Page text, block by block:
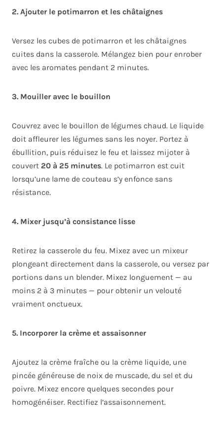
2. Ajouter le potimarron et les châtaignes
Versez les cubes de potimarron et les châtaignes
cuites dans la casserole. Mélangez bien pour enrober
avec les aromates pendant 2 minutes.
3. Mouiller avec le bouillon
Couvrez avec le bouillon de légumes chaud. Le liquide
doit affleurer les légumes sans les noyer. Portez à
ébullition, puis réduisez le feu et laissez mijoter à
couvert 20 à 25 minutes. Le potimarron est cuit
lorsqu’une lame de couteau s’y enfonce sans
résistance.
4. Mixer jusqu’à consistance lisse
Retirez la casserole du feu. Mixez avec un mixeur
plongeant directement dans la casserole, ou versez par
portions dans un blender. Mixez longuement — au
moins 2 à 3 minutes — pour obtenir un velouté
vraiment onctueux.
5. Incorporer la crème et assaisonner
Ajoutez la crème fraîche ou la crème liquide, une
pincée généreuse de noix de muscade, du sel et du
poivre. Mixez encore quelques secondes pour
homogénéiser. Rectifiez l’assaisonnement.